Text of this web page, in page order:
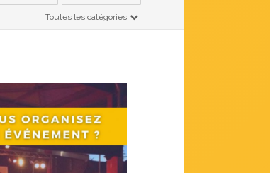
Toutes les catégories